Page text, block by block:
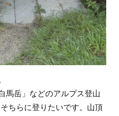
馬岳」などのアルプス登山
ちらに登りたいです。山頂